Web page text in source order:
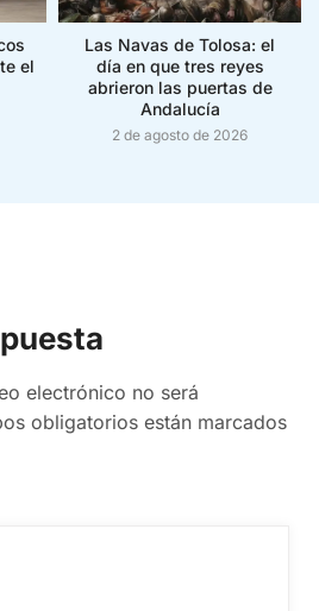
el
Las Navas de Tolosa: el
día en que tres reyes
abrieron las puertas de
Andalucía
2 de agosto de 2026
electrónico no será
obligatorios están marcados